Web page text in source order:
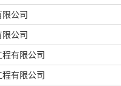
公司
公司
有限公司
有限公司